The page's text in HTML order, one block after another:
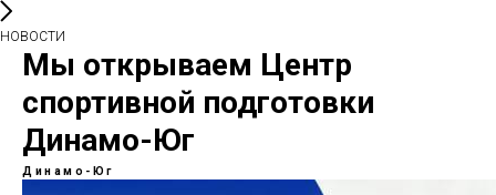
НОВОСТИ
Мы открываем Центр
спортивной подготовки
Динамо-Юг
Динамо-Юг